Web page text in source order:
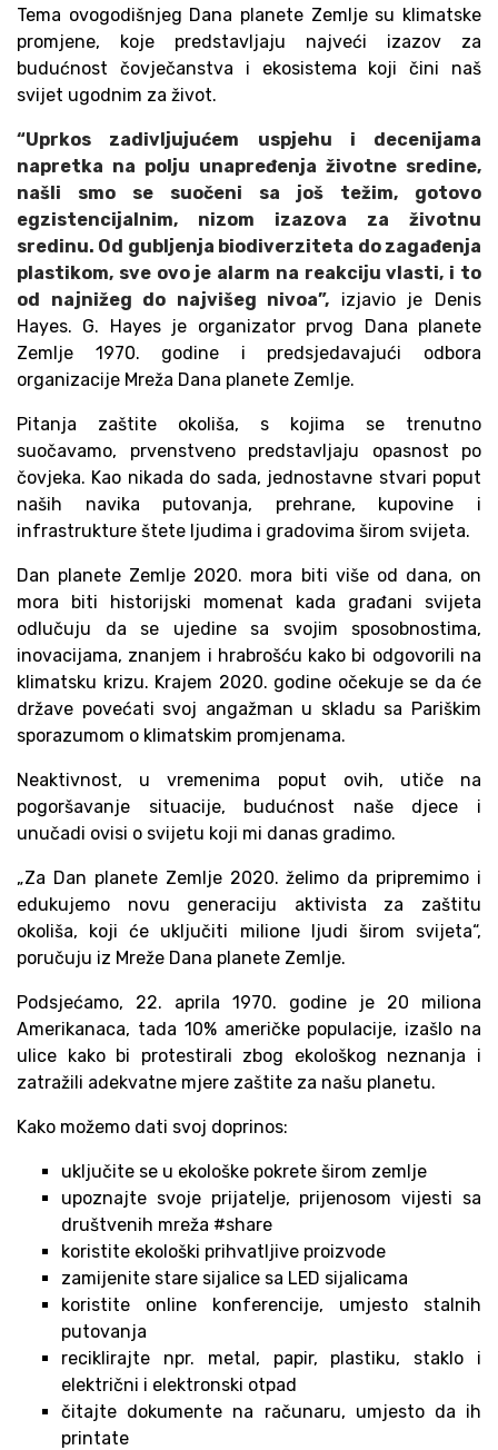
Tema ovogodišnjeg Dana planete Zemlje su klimatske
promjene, koje predstavljaju najveći izazov za
budućnost čovječanstva i ekosistema koji čini naš
svijet ugodnim za život.
“Uprkos zadivljujućem uspjehu i decenijama
napretka na polju unapređenja životne sredine,
našli smo se suočeni sa još težim, gotovo
egzistencijalnim, nizom izazova za životnu
sredinu. Od gubljenja biodiverziteta do zagađenja
plastikom, sve ovo je alarm na reakciju vlasti, i to
od najnižeg do najvišeg nivoa”, izjavio je Denis
Hayes. G. Hayes je organizator prvog Dana planete
Zemlje 1970. godine i predsjedavajući odbora
organizacije Mreža Dana planete Zemlje.
Pitanja zaštite okoliša, s kojima se trenutno
suočavamo, prvenstveno predstavljaju opasnost po
čovjeka. Kao nikada do sada, jednostavne stvari poput
naših navika putovanja, prehrane, kupovine i
infrastrukture štete ljudima i gradovima širom svijeta.
Dan planete Zemlje 2020. mora biti više od dana, on
mora biti historijski momenat kada građani svijeta
odlučuju da se ujedine sa svojim sposobnostima,
inovacijama, znanjem i hrabrošću kako bi odgovorili na
klimatsku krizu. Krajem 2020. godine očekuje se da će
države povećati svoj angažman u skladu sa Pariškim
sporazumom o klimatskim promjenama.
Neaktivnost, u vremenima poput ovih, utiče na
pogoršavanje situacije, budućnost naše djece i
unučadi ovisi o svijetu koji mi danas gradimo.
„Za Dan planete Zemlje 2020. želimo da pripremimo i
edukujemo novu generaciju aktivista za zaštitu
okoliša, koji će uključiti milione ljudi širom svijeta“,
poručuju iz Mreže Dana planete Zemlje.
Podsjećamo, 22. aprila 1970. godine je 20 miliona
Amerikanaca, tada 10% američke populacije, izašlo na
ulice kako bi protestirali zbog ekološkog neznanja i
zatražili adekvatne mjere zaštite za našu planetu.
Kako možemo dati svoj doprinos:
uključite se u ekološke pokrete širom zemlje
upoznajte svoje prijatelje, prijenosom vijesti sa
društvenih mreža #share
koristite ekološki prihvatljive proizvode
zamijenite stare sijalice sa LED sijalicama
koristite online konferencije, umjesto stalnih
putovanja
reciklirajte npr. metal, papir, plastiku, staklo i
električni i elektronski otpad
čitajte dokumente na računaru, umjesto da ih
printate